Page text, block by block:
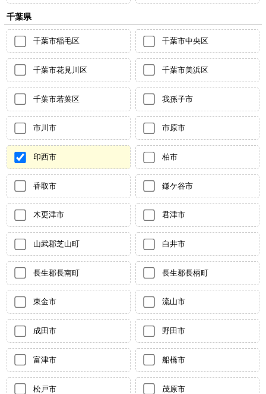
千葉県
千葉市稲毛区 千葉市中央区
千葉市花見川区 千葉市美浜区
千葉市若葉区 我孫子市
市川市 市原市
印西市 柏市
香取市 鎌ケ谷市
木更津市 君津市
山武郡芝山町 白井市
長生郡長南町 長生郡長柄町
東金市 流山市
成田市 野田市
富津市 船橋市
松戸市 茂原市